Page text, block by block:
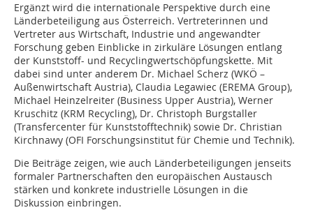
Ergänzt wird die internationale Perspektive durch eine
Länderbeteiligung aus Österreich. Vertreterinnen und
Vertreter aus Wirtschaft, Industrie und angewandter
Forschung geben Einblicke in zirkuläre Lösungen entlang
der Kunststoff- und Recyclingwertschöpfungskette. Mit
dabei sind unter anderem Dr. Michael Scherz (WKÖ –
Außenwirtschaft Austria), Claudia Legawiec (EREMA Group),
Michael Heinzelreiter (Business Upper Austria), Werner
Kruschitz (KRM Recycling), Dr. Christoph Burgstaller
(Transfercenter für Kunststofftechnik) sowie Dr. Christian
Kirchnawy (OFI Forschungsinstitut für Chemie und Technik).
Die Beiträge zeigen, wie auch Länderbeteiligungen jenseits
formaler Partnerschaften den europäischen Austausch
stärken und konkrete industrielle Lösungen in die
Diskussion einbringen.